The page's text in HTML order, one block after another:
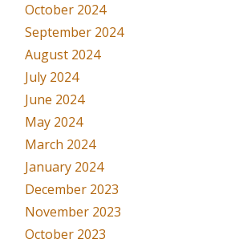
October 2024
September 2024
August 2024
July 2024
June 2024
May 2024
March 2024
January 2024
December 2023
November 2023
October 2023